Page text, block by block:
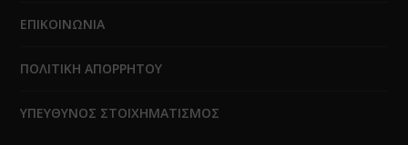
ΕΠΙΚΟΙΝΩΝΙΑ
ΠΟΛΙΤΙΚΗ ΑΠΟΡΡΗΤΟΥ
ΥΠΕΥΘΥΝΟΣ ΣΤΟΙΧΗΜΑΤΙΣΜΟΣ